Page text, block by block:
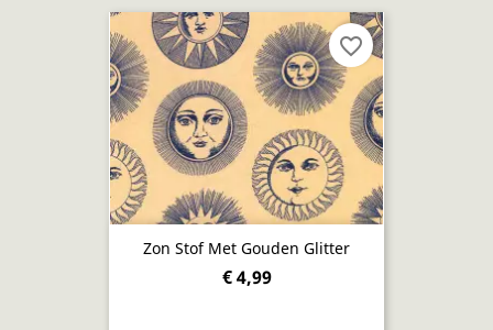
Zon Stof Met Gouden Glitter
€ 4,99
favorite_border